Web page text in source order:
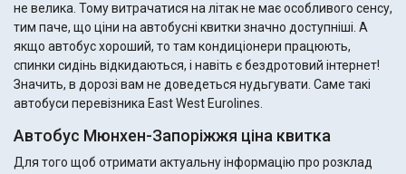
не велика. Тому витрачатися на літак не має особливого сенсу,
тим паче, що ціни на автобусні квитки значно доступніші. А
якщо автобус хороший, то там кондиціонери працюють,
спинки сидінь відкидаються, і навіть є бездротовий інтернет!
Значить, в дорозі вам не доведеться нудьгувати. Саме такі
автобуси перевізника East West Eurolines.
Автобус Мюнхен-Запоріжжя ціна квитка
Для того щоб отримати актуальну інформацію про розклад